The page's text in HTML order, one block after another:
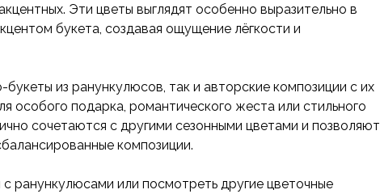
Эти цветы выглядят особенно выразительно в
букета, создавая ощущение лёгкости и
из ранункулюсов, так и авторские композиции с их
особого подарка, романтического жеста или стильного
сочетаются с другими сезонными цветами и позволяют
композиции.
ранункулюсами или посмотреть другие цветочные